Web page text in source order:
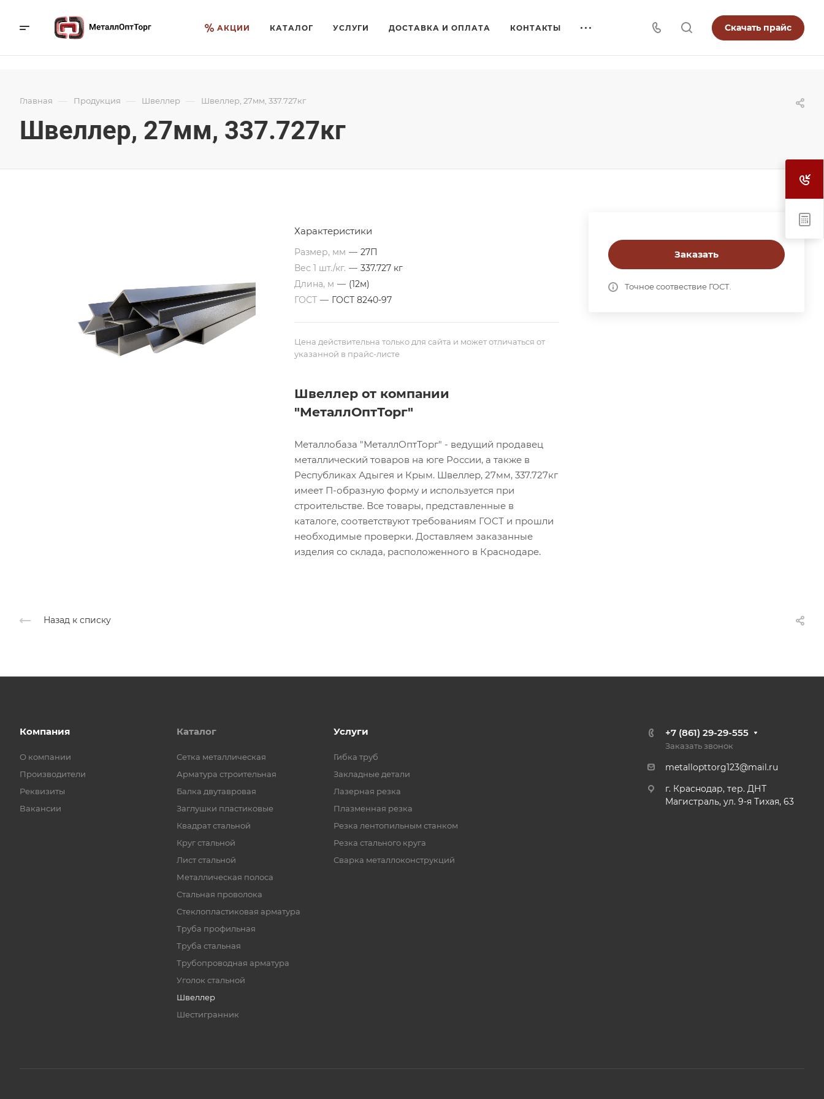
АКЦИИ КАТАЛОГ УСЛУГИ ДОСТАВКА И ОПЛАТА КОНТАКТЫ Скачать прайс
Главная — Продукция — Швеллер — Швеллер, 27мм, 337.727кг
Швеллер, 27мм, 337.727кг
Заказать
Точное соотвествие ГОСТ.
Характеристики
Размер, мм — 27П
Вес 1 шт./кг. — 337.727 кг
Длина, м — (12м)
ГОСТ — ГОСТ 8240-97
Цена действительна только для сайта и может отличаться от
указанной в прайс-листе
Швеллер от компании
"МеталлОптТорг"
Металлобаза "МеталлОптТорг" - ведущий продавец
металлический товаров на юге России, а также в
Республиках Адыгея и Крым. Швеллер, 27мм, 337.727кг
имеет П-образную форму и используется при
строительстве. Все товары, представленные в
каталоге, соответствуют требованиям ГОСТ и прошли
необходимые проверки. Доставляем заказанные
изделия со склада, расположенного в Краснодаре.
Назад к списку
Компания
О компании
Производители
Реквизиты
Вакансии
Каталог
Cетка металлическая
Арматура строительная
Балка двутавровая
Заглушки пластиковые
Квадрат стальной
Круг стальной
Лист стальной
Металлическая полоса
Стальная проволока
Стеклопластиковая арматура
Труба профильная
Труба стальная
Трубопроводная арматура
Уголок стальной
Швеллер
Шестигранник
Услуги
Гибка труб
Закладные детали
Лазерная резка
Плазменная резка
Резка лентопильным станком
Резка стального круга
Сварка металлоконструкций
+7 (861) 29-29-555
Заказать звонок
metallopttorg123@mail.ru
г. Краснодар, тер. ДНТ
Магистраль, ул. 9-я Тихая, 63